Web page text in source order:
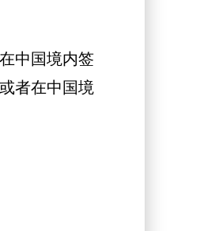
中国境内签
者在中国境